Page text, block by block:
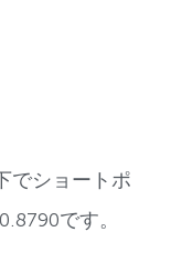
でショートポ
です。